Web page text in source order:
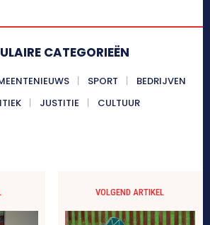
CATEGORIEËN
SPORT
BEDRIJVEN
JUSTITIE CULTUUR
VOLGEND ARTIKEL